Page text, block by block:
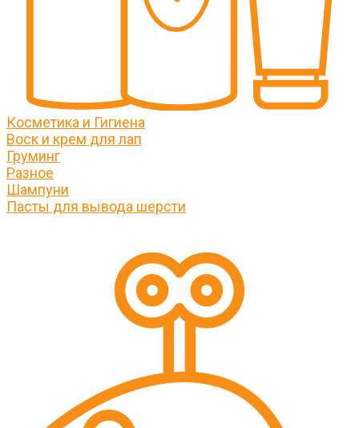
Косметика и Гигиена
Воск и крем для лап
Груминг
Разное
Шампуни
Пасты для вывода шерсти